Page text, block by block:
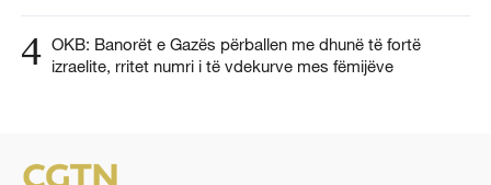
4 OKB: Banorët e Gazës përballen me dhunë të fortë
izraelite, rritet numri i të vdekurve mes fëmijëve